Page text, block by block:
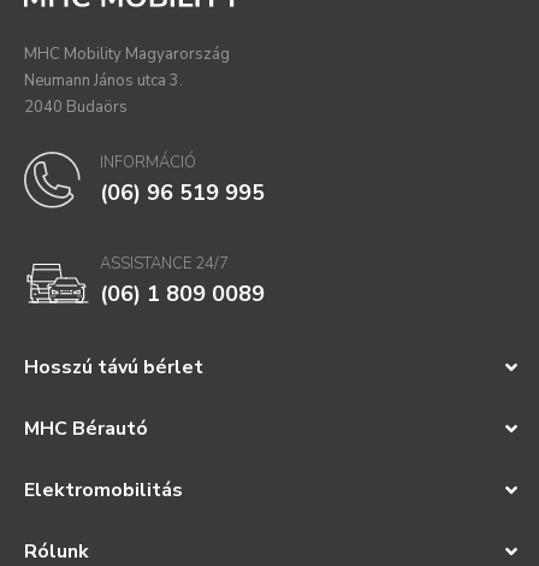
Hosszú távú bérlet
MHC Bérautó
Elektromobilitás
Rólunk
MHC Mobility Magyarország
Neumann János utca 3.
2040 Budaörs
INFORMÁCIÓ
(06) 96 519 995
ASSISTANCE 24/7
(06) 1 809 0089